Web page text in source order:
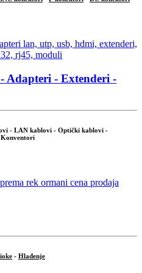
Adapteri - Extenderi -
- LAN kablovi - Optički kablovi -
Konventori
- Hlađenje